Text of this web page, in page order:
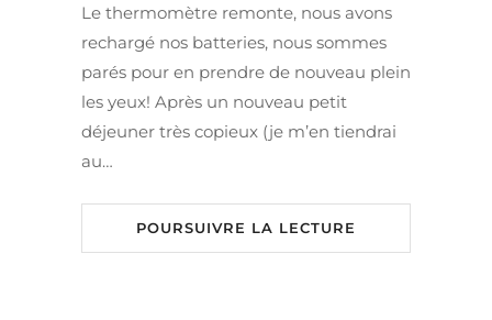
Le thermomètre remonte, nous avons
rechargé nos batteries, nous sommes
parés pour en prendre de nouveau plein
les yeux! Après un nouveau petit
déjeuner très copieux (je m’en tiendrai
au…
POURSUIVRE LA LECTURE